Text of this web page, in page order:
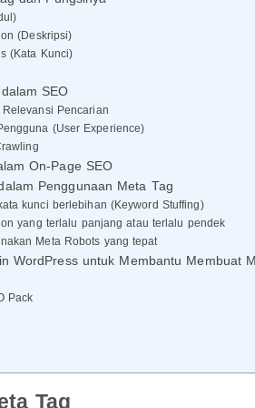
(Deskripsi)
(Kata Kunci)
SEO
Pencarian
(User Experience)
On-Page SEO
Penggunaan Meta Tag
kunci berlebihan (Keyword Stuffing)
yang terlalu panjang atau terlalu pendek
Meta Robots yang tepat
WordPress untuk Membantu Membuat
Pack
Tag